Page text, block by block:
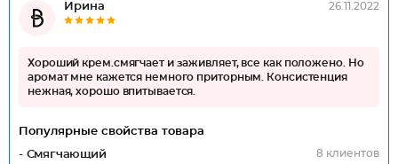
Ирина 26.11.2022
Хороший крем.смягчает и заживляет, все как положено. Но
аромат мне кажется немного приторным. Консистенция
нежная, хорошо впитывается.
Популярные свойства товара
- Смягчающий
8 клиентов